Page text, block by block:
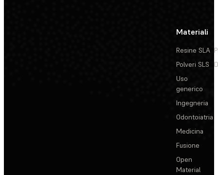
Materiali
Resine SLA
Polveri SLS
Uso
generico
Ingegneria
Odontoiatria
Medicina
Fusione
Open
Material